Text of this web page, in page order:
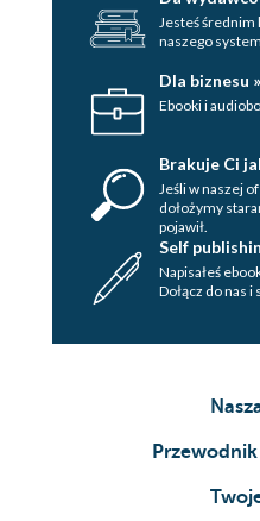
Jesteś średnim
naszego
Dla biznesu »
Ebooki i
Brakuje Ci
Jeśli w naszej
dołożymy
pojawił.
Self
Napisałeś
Dołącz do nas